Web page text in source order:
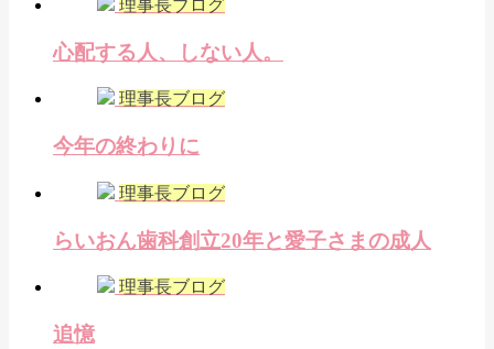
理事長ブログ
心配する人、しない人。
理事長ブログ
今年の終わりに
理事長ブログ
らいおん歯科創立20年と愛子さまの成人
理事長ブログ
追憶